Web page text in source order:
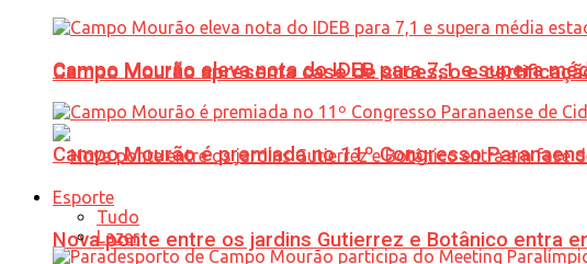
Campo Mourão apresenta case de sucesso e
Nova ponte entre os jardins Gutierrez e Botânico entra
Campo Mourão eleva nota do IDEB para 7,1 e supera
Campo Mourão é premiada no 11º Congresso
Esporte
Tudo
Lazer